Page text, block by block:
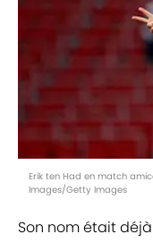
Erik ten Had en match
Images/Getty Images
Son nom était